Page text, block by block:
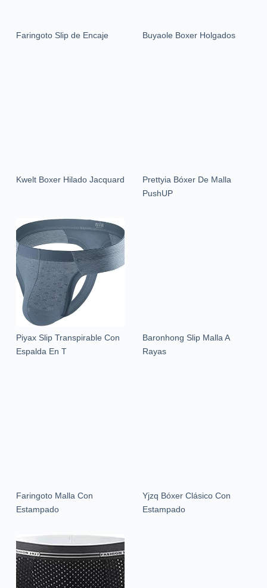
Faringoto Slip de Encaje Buyaole Boxer Holgados
Kwelt Boxer Hilado Jacquard
Prettyia Bóxer De Malla
PushUP
Piyax Slip Transpirable Con
Espalda En T
Baronhong Slip Malla A
Rayas
Faringoto Malla Con
Estampado
Yjzq Bóxer Clásico Con
Estampado